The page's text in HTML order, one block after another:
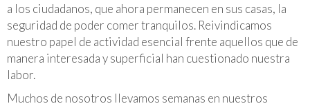
a los ciudadanos, que ahora permanecen en sus casas, la
seguridad de poder comer tranquilos. Reivindicamos
nuestro papel de actividad esencial frente aquellos que de
manera interesada y superficial han cuestionado nuestra
labor.
Muchos de nosotros llevamos semanas en nuestros